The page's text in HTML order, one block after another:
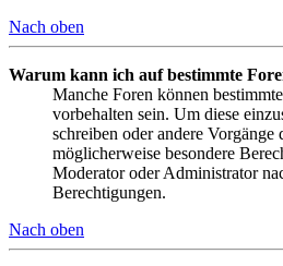
Nach oben
Warum kann ich auf bestimmte
Manche Foren können
vorbehalten sein. Um diese
schreiben oder andere
möglicherweise besondere
Moderator oder Administrator
Berechtigungen.
Nach oben